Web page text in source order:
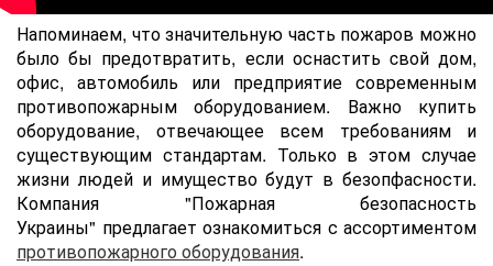
Напоминаем, что значительную часть пожаров можно
было бы предотвратить, если оснастить cвой дом,
офис, автомобиль или предприятие современным
противопожарным оборудованием. Важно купить
оборудование, отвечающее всем требованиям и
существующим стандартам. Только в этом случае
жизни людей и имущество будут в безопфасности.
Компания "Пожарная безопасность
Украины" предлагает ознакомиться с ассортиментом
противопожарного оборудования.